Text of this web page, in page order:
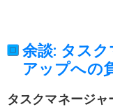
余談: タス
アップへの
タスクマネージャ